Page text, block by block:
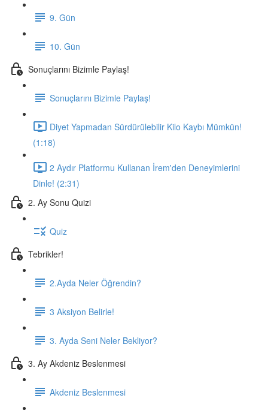
9. Gün
10. Gün
Sonuçlarını Bizimle Paylaş!
Sonuçlarını Bizimle Paylaş!
Diyet Yapmadan Sürdürülebilir Kilo Kaybı Mümkün!
(1:18)
2 Aydır Platformu Kullanan İrem'den Deneyimlerini
Dinle! (2:31)
2. Ay Sonu Quizi
Quiz
Tebrikler!
2.Ayda Neler Öğrendin?
3 Aksiyon Belirle!
3. Ayda Seni Neler Bekliyor?
3. Ay Akdeniz Beslenmesi
Akdeniz Beslenmesi